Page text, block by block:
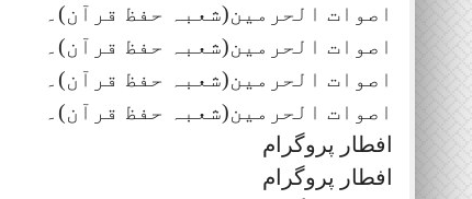
اصوات الحرمین(شعبہ حفظ قرآن)۔
اصوات الحرمین(شعبہ حفظ قرآن)۔
اصوات الحرمین(شعبہ حفظ قرآن)۔
اصوات الحرمین(شعبہ حفظ قرآن)۔
افطار پروگرام
افطار پروگرام